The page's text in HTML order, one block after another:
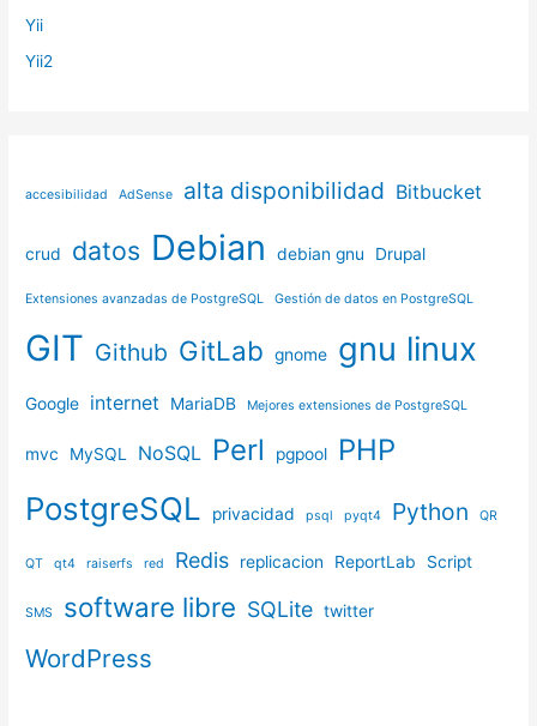
Yii
Yii2
accesibilidad AdSense alta disponibilidad Bitbucket
crud datos Debian debian gnu Drupal
Extensiones avanzadas de PostgreSQL Gestión de datos en PostgreSQL
GIT Github GitLab gnome gnu linux
Google internet MariaDB Mejores extensiones de PostgreSQL
mvc MySQL NoSQL Perl pgpool PHP
PostgreSQL privacidad psql pyqt4 Python QR
QT qt4 raiserfs red Redis replicacion ReportLab Script
SMS software libre SQLite twitter
WordPress